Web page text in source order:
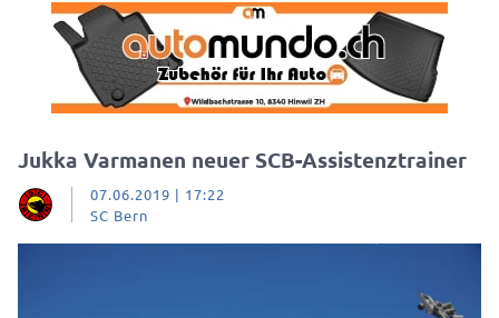
Jukka Varmanen neuer SCB-Assistenztrainer
07.06.2019 | 17:22
SC Bern